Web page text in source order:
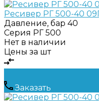
Ресивер РГ 500-40
Давление, бар 40
Серия РГ 500
Нет в наличии
Цены за шт
Заказать